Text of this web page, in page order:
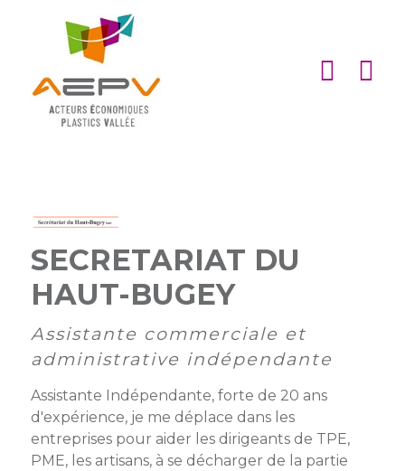
ACCUEIL
ASSOCIATION
Matinales
et
afterworks
Visites
Ateliers
AEPV
Devenir
membre
Liste
membres
Actualité
des
PARTENARIATS
Partenaires
institutionnels
Dispositifs
partenaires
EMPLOI
ACTUALITÉS
DE
CONTACT
SECRETARIAT DU
HAUT-BUGEY
Assistante commerciale et
administrative indépendante
Assistante Indépendante, forte de 20 ans
d'expérience, je me déplace dans les
entreprises pour aider les dirigeants de TPE,
PME, les artisans, à se décharger de la partie
Cookies management panel